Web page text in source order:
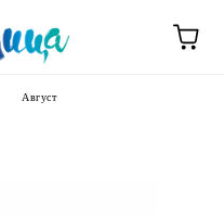
Август